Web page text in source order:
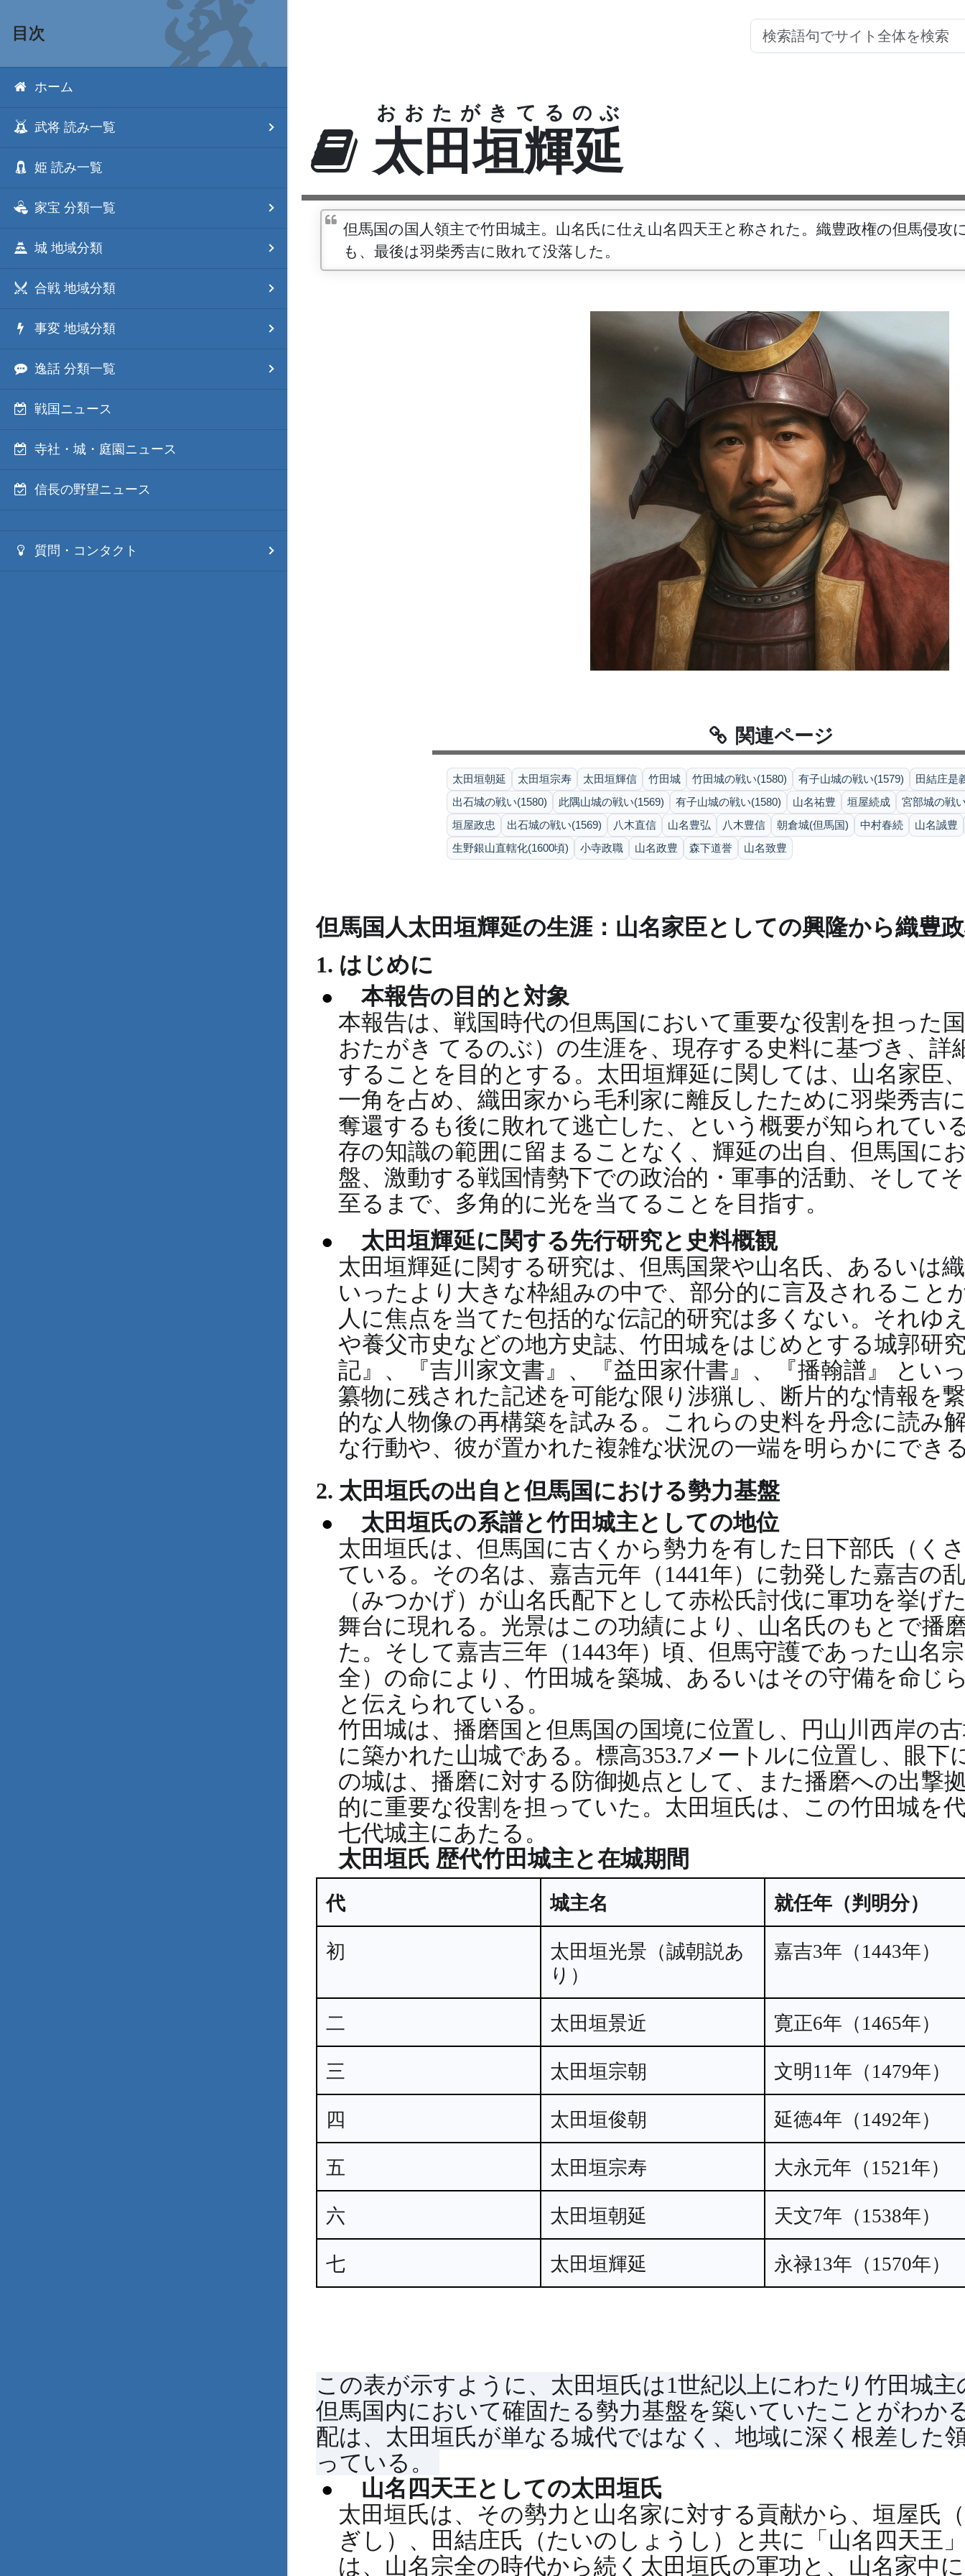
目次
ホーム
武将 読み一覧
姫 読み一覧
家宝 分類一覧
城 地域分類
合戦 地域分類
事変 地域分類
逸話 分類一覧
戦国ニュース
寺社・城・庭園ニュース
信長の野望ニュース
質問・コンタクト
太田垣輝延
おおたがきてるのぶ
但馬国の国人領主で竹田城主。山名氏に仕え山名四天王と称された。織豊政権の但馬侵攻
も、最後は羽柴秀吉に敗れて没落した。
関連ページ
太田垣朝延 太田垣宗寿 太田垣輝信 竹田城 竹田城の戦い(1580) 有子山城の戦い(1579)
田結庄是
出石城の戦い(1580)
此隅山城の戦い(1569) 有子山城の戦い(1580) 山名祐豊 垣屋続成
宮部城の戦
垣屋政忠
出石城の戦い(1569) 八木直信 山名豊弘 八木豊信 朝倉城(但馬国) 中村春続
山名誠豊
生野銀山直轄化(1600頃)
小寺政職 山名政豊 森下道誉 山名致豊
但馬国人太田垣輝延の生涯：山名家臣としての興隆から織豊
1. はじめに
本報告の目的と対象
本報告は、戦国時代の但馬国において重要な役割を担った
おたがき てるのぶ）の生涯を、現存する史料に基づき、詳
することを目的とする。太田垣輝延に関しては、山名家臣
一角を占め、織田家から毛利家に離反したために羽柴秀吉
奪還するも後に敗れて逃亡した、という概要が知られてい
存の知識の範囲に留まることなく、輝延の出自、但馬国に
盤、激動する戦国情勢下での政治的・軍事的活動、そして
至るまで、多角的に光を当てることを目指す。
太田垣輝延に関する先行研究と史料概観
太田垣輝延に関する研究は、但馬国衆や山名氏、あるいは
いったより大きな枠組みの中で、部分的に言及されること
人に焦点を当てた包括的な伝記的研究は多くない。それゆ
や養父市史などの地方史誌、竹田城をはじめとする城郭研
記』、『吉川家文書』、『益田家什書』、『播翰譜』 とい
纂物に残された記述を可能な限り渉猟し、断片的な情報を
的な人物像の再構築を試みる。これらの史料を丹念に読み
な行動や、彼が置かれた複雑な状況の一端を明らかにでき
2. 太田垣氏の出自と但馬国における勢力基盤
太田垣氏の系譜と竹田城主としての地位
太田垣氏は、但馬国に古くから勢力を有した日下部氏（く
ている。その名は、嘉吉元年（1441年）に勃発した嘉吉の
（みつかげ）が山名氏配下として赤松氏討伐に軍功を挙げ
舞台に現れる。光景はこの功績により、山名氏のもとで播
た。そして嘉吉三年（1443年）頃、但馬守護であった山名
全）の命により、竹田城を築城、あるいはその守備を命じ
と伝えられている。
竹田城は、播磨国と但馬国の国境に位置し、円山川西岸の
に築かれた山城である。標高353.7メートルに位置し、眼下
の城は、播磨に対する防御拠点として、また播磨への出撃
的に重要な役割を担っていた。太田垣氏は、この竹田城を
七代城主にあたる。
太田垣氏 歴代竹田城主と在城期間
代 城主名 就任年（判明分）
初
太田垣光景（誠朝説あ
り）
嘉吉3年（1443年）
二 太田垣景近 寛正6年（1465年）
三 太田垣宗朝 文明11年（1479年）
四 太田垣俊朝 延徳4年（1492年）
五 太田垣宗寿 大永元年（1521年）
六 太田垣朝延 天文7年（1538年）
七 太田垣輝延 永禄13年（1570年）
この表が示すように、太田垣氏は1世紀以上にわたり竹田城
但馬国内において確固たる勢力基盤を築いていたことがわか
配は、太田垣氏が単なる城代ではなく、地域に深く根差した
っている。
山名四天王としての太田垣氏
太田垣氏は、その勢力と山名家に対する貢献から、垣屋氏
ぎし）、田結庄氏（たいのしょうし）と共に「山名四天王
は、山名宗全の時代から続く太田垣氏の軍功と、山名家中